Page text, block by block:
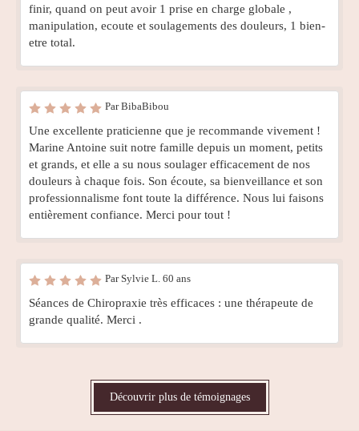
finir, quand on peut avoir 1 prise en charge globale ,
manipulation, ecoute et soulagements des douleurs, 1 bien-
etre total.
Par BibaBibou
Une excellente praticienne que je recommande vivement !
Marine Antoine suit notre famille depuis un moment, petits
et grands, et elle a su nous soulager efficacement de nos
douleurs à chaque fois. Son écoute, sa bienveillance et son
professionnalisme font toute la différence. Nous lui faisons
entièrement confiance. Merci pour tout !
Par Sylvie L. 60 ans
Séances de Chiropraxie très efficaces : une thérapeute de
grande qualité. Merci .
Découvrir plus de témoignages